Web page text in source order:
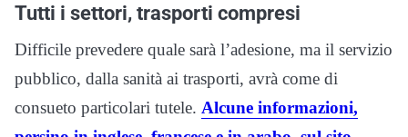
Tutti i settori, trasporti compresi
Difficile prevedere quale sarà l’adesione, ma il servizio
pubblico, dalla sanità ai trasporti, avrà come di
consueto particolari tutele. Alcune informazioni,